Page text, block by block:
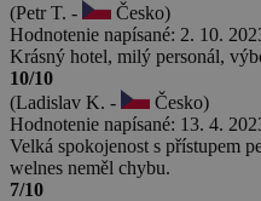
(Petr T. -
Česko)
Hodnotenie napísané: 2. 10.
Krásný hotel, milý personál,
10/10
(Ladislav K. -
Česko)
Hodnotenie napísané: 13. 4.
Velká spokojenost s přístupem
welnes neměl chybu.
7/10